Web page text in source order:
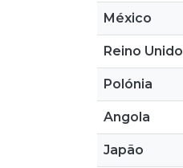
México
Reino Unido
Polónia
Angola
Japão